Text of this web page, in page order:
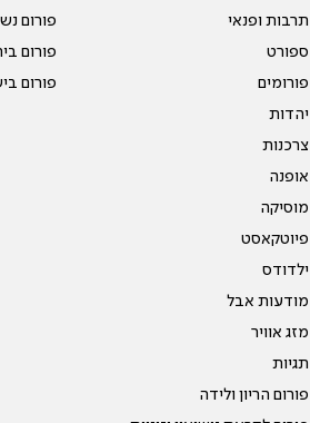
תרבות ופנאי
ספורט
פורומים
יהדות
צרכנות
אופנה
מוסיקה
פיוטקאסט
ילדודס
מודעות אבל
מזג אוויר
תגיות
פורום הריון ולידה
פורום
פורום
פורום